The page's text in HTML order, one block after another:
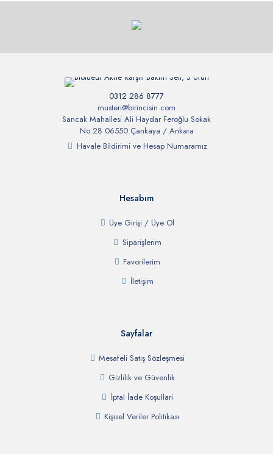
0312 286 8777
musteri@birincisin.com
Sancak Mahallesi Ali Haydar Feroğlu Sokak
No:28 06550 Çankaya / Ankara
Havale Bildirimi ve Hesap Numaramız
Hesabım
Üye Girişi / Üye Ol
Siparişlerim
Favorilerim
İletişim
Sayfalar
Mesafeli Satış Sözleşmesi
Gizlilik ve Güvenlik
İptal İade Koşullari
Kişisel Veriler Politikası